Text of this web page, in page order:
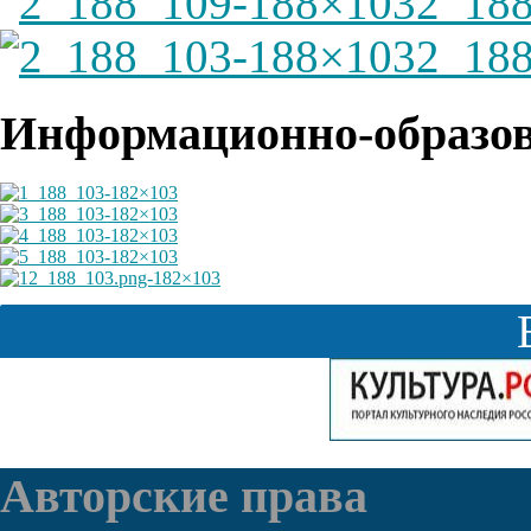
Информационно-
Авторские права